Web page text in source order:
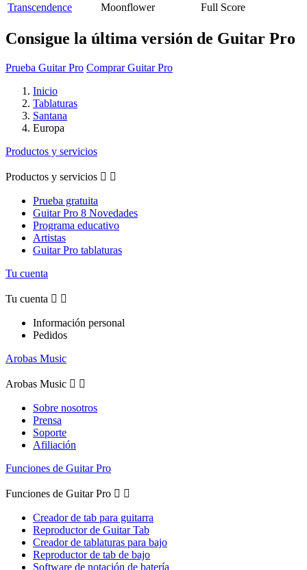
Transcendence
Moonflower Full Score
Consigue la última versión de Guitar Pro
Prueba Guitar Pro Comprar Guitar Pro
Inicio
Tablaturas
Santana
Europa
Productos y servicios
Productos y servicios  
Prueba gratuita
Guitar Pro 8 Novedades
Programa educativo
Artistas
Guitar Pro tablaturas
Tu cuenta
Tu cuenta  
Información personal
Pedidos
Arobas Music
Arobas Music  
Sobre nosotros
Prensa
Soporte
Afiliación
Funciones de Guitar Pro
Funciones de Guitar Pro  
Creador de tab para guitarra
Reproductor de Guitar Tab
Creador de tablaturas para bajo
Reproductor de tab de bajo
Software de notación de batería